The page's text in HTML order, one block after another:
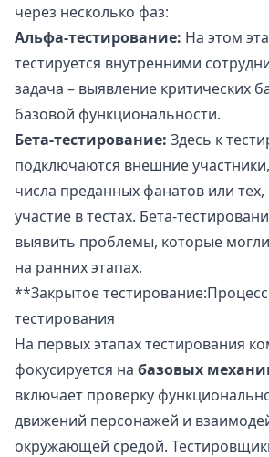
через несколько фаз:
Альфа-тестирование: На этом
тестируется внутренними
задача – выявление критических
базовой функциональности.
Бета-тестирование: Здесь к
подключаются внешние
числа преданных фанатов или тех,
участие в тестах. Бета-
выявить проблемы, которые
на ранних этапах.
**Закрытое
тестирования
На первых этапах тестирования
фокусируется на базовых
включает проверку
движений персонажей и
окружающей средой.